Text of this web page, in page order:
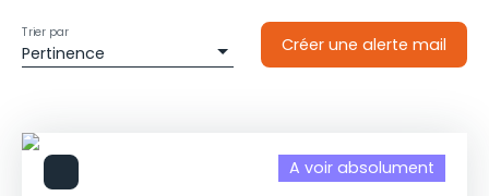
Colomiers (31770)
pour un budget de Budget max (€)
Pertinence
Trier par
Créer une alerte mail
A voir absolument